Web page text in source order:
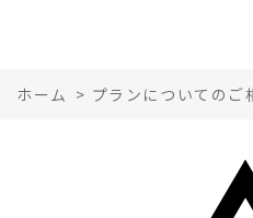
ホーム > プランについてのご